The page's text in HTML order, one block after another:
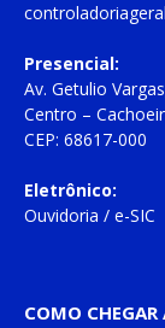
Presencial:
Av. Getulio
Centro –
CEP: 68617-000
Eletrônico:
Ouvidoria / e-SIC
COMO CHEGAR